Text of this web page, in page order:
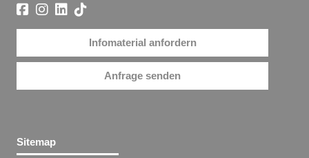
Infomaterial anfordern
Anfrage senden
Sitemap